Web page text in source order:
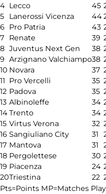
4 Lecco 45
5
Lanerossi Vicenza 44
6 Pro Patria 43
7
Renate 39
8 Juventus Next Gen 38
9 Arzignano Valchiampo38
10 Novara 37
11 Pro Vercelli 35
12 Padova 35
13 Albinoleffe 34
14Trento 34
15 Virtus Verona 32
16 Sangiuliano City 31
17 Mantova 31
18 Pergolettese 30
19 Piacenza 24
20Triestina 22
Pts=Points MP=Matches